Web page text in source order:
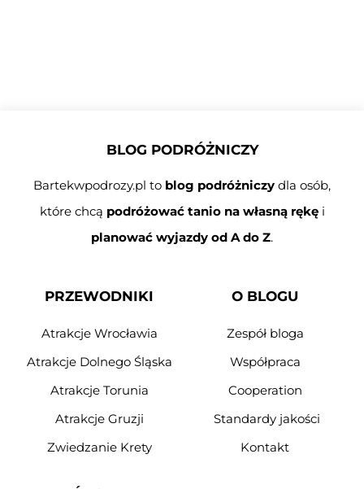
BLOG PODRÓŻNICZY
Bartekwpodrozy.pl to blog podróżniczy dla osób,
które chcą podróżować tanio na własną rękęi
planować wyjazdy od A do Z.
PRZEWODNIKI
Atrakcje Wrocławia
Atrakcje Dolnego Śląska
Atrakcje Torunia
Atrakcje Gruzji
Zwiedzanie Krety
O BLOGU
Zespół bloga
Współpraca
Cooperation
Standardy jakości
Kontakt